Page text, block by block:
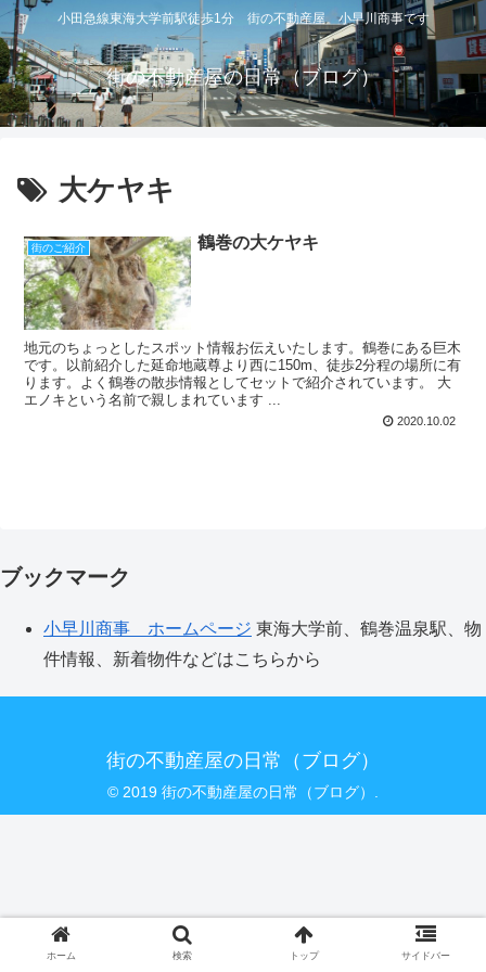
小田急線東海大学前駅徒歩1分 街の不動産屋 小早川商事です
街の不動産屋の日常（ブログ）
大ケヤキ
街のご紹介 鶴巻の大ケヤキ
地元のちょっとしたスポット情報お伝えいたします。鶴巻にある巨木
です。以前紹介した延命地蔵尊より西に150m、徒歩2分程の場所に有
ります。よく鶴巻の散歩情報としてセットで紹介されています。 大
エノキという名前で親しまれています ...
2020.10.02
ブックマーク
小早川商事 ホームページ 東海大学前、鶴巻温泉駅、物
件情報、新着物件などはこちらから
街の不動産屋の日常（ブログ）
© 2019 街の不動産屋の日常（ブログ）.
ホーム 検索 トップ サイドバー